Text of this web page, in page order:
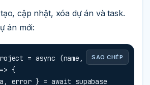
cập nhật, xóa dự án và task.
án mới:
SAO CHÉP
= async (name,
{